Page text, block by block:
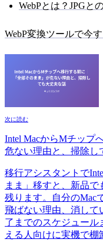
WebPとは？JPGと
WebP変換ツールで今
次に読む
Intel MacからMチップ
危ない理由と、掃除し
移行アシスタントで
まま」移すと、新品で
残ります。自分のMac
飛ばない理由、消して
了までのスケジュール
える人向けに実機で棚